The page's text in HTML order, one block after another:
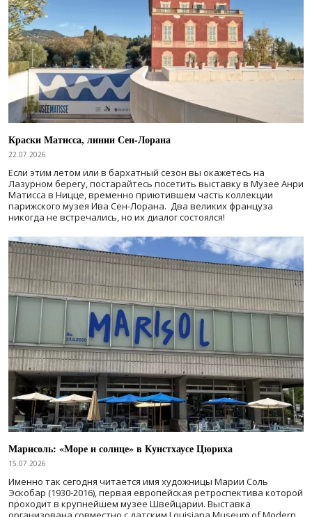
Краски Матисса, линии Сен-Лорана
22.07.2026
Если этим летом или в бархатный сезон вы окажетесь на
Лазурном берегу, постарайтесь посетить выставку в Музее Анри
Матисса в Ницце, временно приютившем часть коллекции
парижского музея Ива Сен-Лорана. Два великих француза
никогда не встречались, но их диалог состоялся!
Марисоль: «Море и солнце» в Кунстхаусе Цюриха
15.07.2026
Именно так сегодня читается имя художницы Марии Соль
Эскобар (1930-2016), первая европейская ретроспектива которой
проходит в крупнейшем музее Швейцарии. Выставка